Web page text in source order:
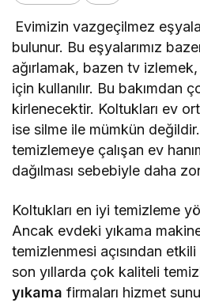
Evimizin vazgeçilmez
bulunur. Bu eşyalarımız
ağırlamak, bazen tv
için kullanılır. Bu bakımdan
kirlenecektir. Koltukları ev
ise silme ile mümkün
temizlemeye çalışan ev
dağılması sebebiyle daha
Koltukları en iyi temizleme
Ancak evdeki yıkama
temizlenmesi açısından
son yıllarda çok kaliteli
yıkama firmaları hizmet